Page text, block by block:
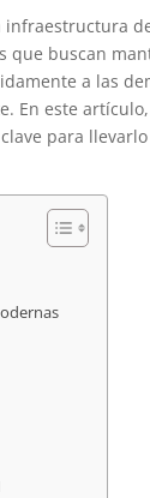
buscan
a las
En este
para